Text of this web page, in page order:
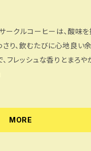
さり、飲むたびに心地良
フレッシュな香りとまろ
MORE